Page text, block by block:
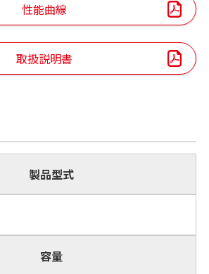
性能曲線
取扱説明書
製品型式
容量